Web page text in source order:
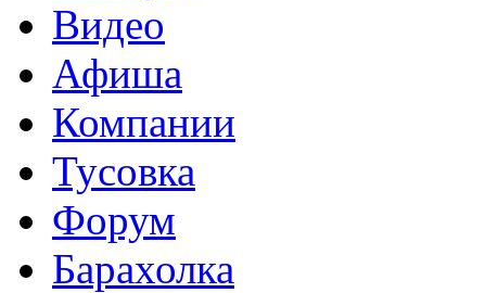
Видео
Афиша
Компании
Тусовка
Форум
Барахолка